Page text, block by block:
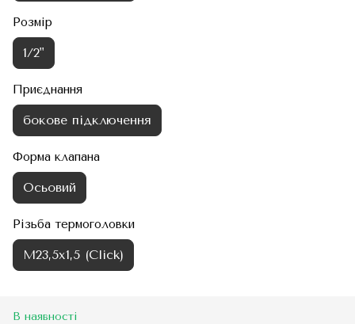
Розмір
1/2"
Приєднання
бокове підключення
Форма клапана
Осьовий
Різьба термоголовки
М23,5х1,5 (Click)
В наявності